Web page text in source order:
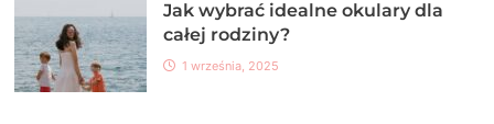
Jak wybrać idealne okulary dla
całej rodziny?
1 września, 2025